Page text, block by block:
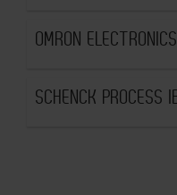
OMRON
SCHENCK PROCESS